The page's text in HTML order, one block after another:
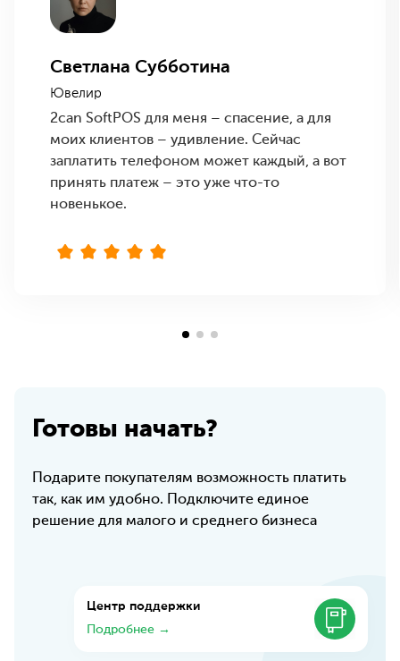
Светлана Субботина
Ювелир
2can SoftPOS для меня – спасение, а для
моих клиентов – удивление. Сейчас
заплатить телефоном может каждый, а вот
принять платеж – это уже что-то
новенькое.
Готовы начать?
Подарите покупателям возможность платить
так, как им удобно. Подключите единое
решение для малого и среднего бизнеса
Центр поддержки
Подробнее →